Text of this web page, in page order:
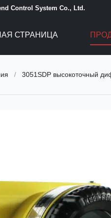
Control System Co., Ltd.
СТРАНИЦА
/ 3051SDP высокоточный